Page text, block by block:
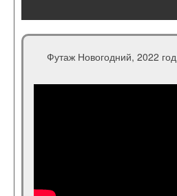
Футаж Новогодний, 2022 год